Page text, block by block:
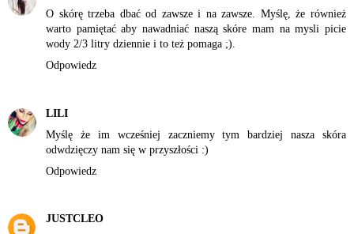
O skórę trzeba dbać od zawsze i na zawsze. Myślę, że również
warto pamiętać aby nawadniać naszą skóre mam na mysli picie
wody 2/3 litry dziennie i to też pomaga ;).
Odpowiedz
LILI
Myślę że im wcześniej zaczniemy tym bardziej nasza skóra
odwdzięczy nam się w przyszłości :)
Odpowiedz
JUSTCLEO